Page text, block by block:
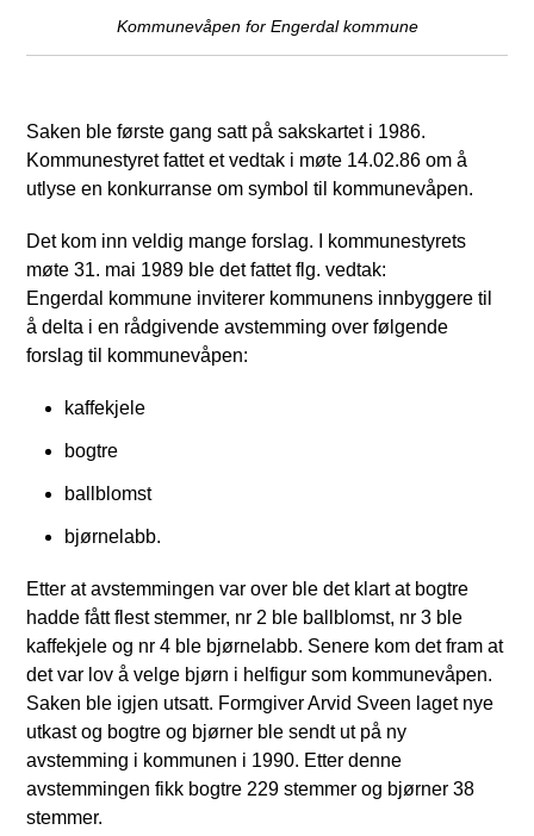
Kommunevåpen for Engerdal kommune
Saken ble første gang satt på sakskartet i 1986.
Kommunestyret fattet et vedtak i møte 14.02.86 om å
utlyse en konkurranse om symbol til kommunevåpen.
Det kom inn veldig mange forslag. I kommunestyrets
møte 31. mai 1989 ble det fattet flg. vedtak:
Engerdal kommune inviterer kommunens innbyggere til
å delta i en rådgivende avstemming over følgende
forslag til kommunevåpen:
kaffekjele
bogtre
ballblomst
bjørnelabb.
Etter at avstemmingen var over ble det klart at bogtre
hadde fått flest stemmer, nr 2 ble ballblomst, nr 3 ble
kaffekjele og nr 4 ble bjørnelabb. Senere kom det fram at
det var lov å velge bjørn i helfigur som kommunevåpen.
Saken ble igjen utsatt. Formgiver Arvid Sveen laget nye
utkast og bogtre og bjørner ble sendt ut på ny
avstemming i kommunen i 1990. Etter denne
avstemmingen fikk bogtre 229 stemmer og bjørner 38
stemmer.